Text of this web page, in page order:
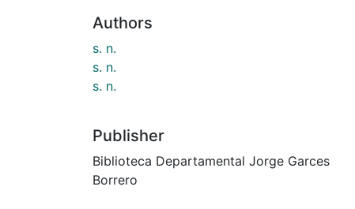
Authors
s. n.
s. n.
s. n.
Publisher
Biblioteca Departamental Jorge Garces
Borrero